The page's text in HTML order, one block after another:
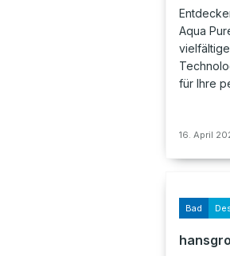
Aqua
für Ihre
16. April
Bad